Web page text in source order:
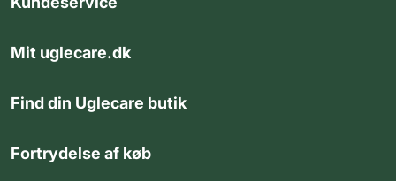
Mit uglecare.dk
Find din Uglecare butik
Fortrydelse af køb